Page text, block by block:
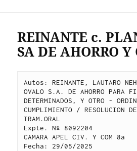
REINANTE c.
SA DE AHORRO Y
Autos: REINANTE, LAUTARO
OVALO S.A. DE AHORRO PARA
DETERMINADOS, Y OTRO -
CUMPLIMIENTO / RESOLUCION
TRAM.ORAL
Expte. Nº 8092204
CAMARA APEL CIV. Y COM 8a
Fecha: 29/05/2025